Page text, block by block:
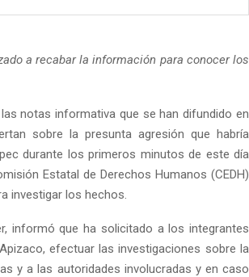
a recabar la información para conocer los
notas informativa que se han difundido en
sobre la presunta agresión que habría
durante los primeros minutos de este día
Estatal de Derechos Humanos (CEDH)
investigar los hechos.
informó que ha solicitado a los integrantes
efectuar las investigaciones sobre la
y a las autoridades involucradas y en caso